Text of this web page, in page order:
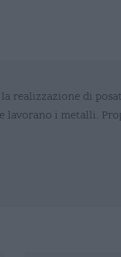
di
i metalli.